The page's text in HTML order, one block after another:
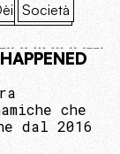
Società
che
dal 2016